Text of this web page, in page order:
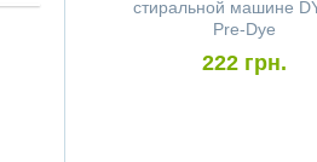
стиральной машине
Pre-Dye
222 грн.